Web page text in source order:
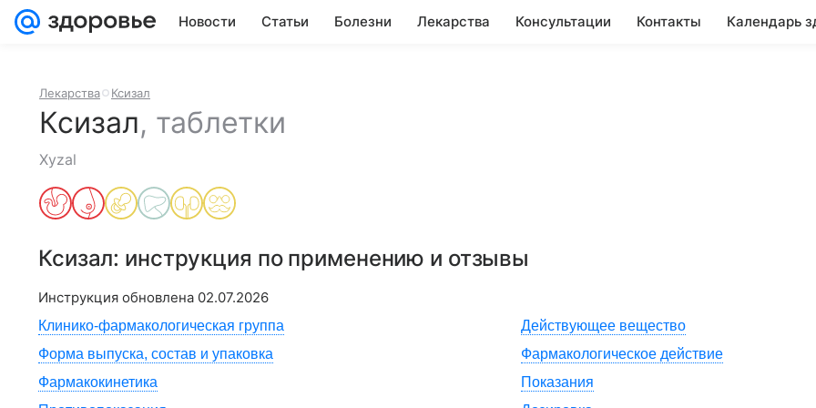
Новости Статьи Болезни Лекарства Консультации Контакты Календарь
Лекарства Ксизал
Ксизал, таблетки
Xyzal
Ксизал: инструкция по применению и отзывы
Инструкция обновлена 02.07.2026
Клинико-фармакологическая группа
Действующее вещество
Форма выпуска, состав и упаковка
Фармакологическое действие
Фармакокинетика
Показания